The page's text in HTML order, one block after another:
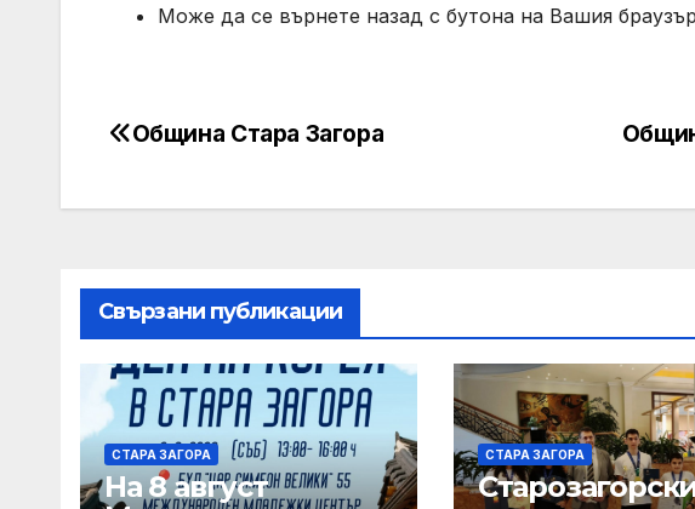
Може да се върнете назад с бутона на Вашия
Post
Община Стара Загора
Свързани публикации
СТАРА ЗАГОРА
На 8 август
СТАРА ЗАГОРА